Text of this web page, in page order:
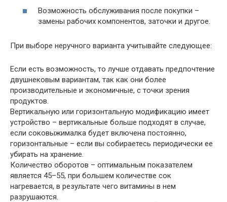
Возможность обслуживания после покупки –
замены рабочих компонентов, заточки и другое.
При выборе неручного варианта учитывайте следующее:
Если есть возможность, то лучше отдавать предпочтение
двушнековым вариантам, так как они более
производительные и экономичные, с точки зрения
продуктов.
Вертикальную или горизонтальную модификацию имеет
устройство – вертикальные больше подходят в случае,
если соковыжималка будет включена постоянно,
горизонтальные – если вы собираетесь периодически ее
убирать на хранение.
Количество оборотов – оптимальным показателем
является 45–55, при большем количестве сок
нагревается, в результате чего витамины в нем
разрушаются.